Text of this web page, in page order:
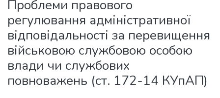
Проблеми правового
регулювання адміністративної
відповідальності за перевищення
військовою службовою особою
влади чи службових
повноважень (ст. 172-14 КУпАП)